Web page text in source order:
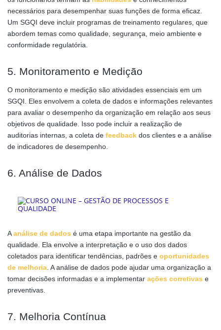
necessários para desempenhar suas funções de forma eficaz.
Um SGQI deve incluir programas de treinamento regulares, que
abordem temas como qualidade, segurança, meio ambiente e
conformidade regulatória.
5. Monitoramento e Medição
O monitoramento e medição são atividades essenciais em um
SGQI. Eles envolvem a coleta de dados e informações relevantes
para avaliar o desempenho da organização em relação aos seus
objetivos de qualidade. Isso pode incluir a realização de
auditorias internas, a coleta de feedback dos clientes e a análise
de indicadores de desempenho.
6. Análise de Dados
Aanálise de dados é uma etapa importante na gestão da
qualidade. Ela envolve a interpretação e o uso dos dados
coletados para identificar tendências, padrões e oportunidades
de melhoria . A análise de dados pode ajudar uma organização a
tomar decisões informadas e a implementar ações corretivas e
preventivas.
7. Melhoria Contínua